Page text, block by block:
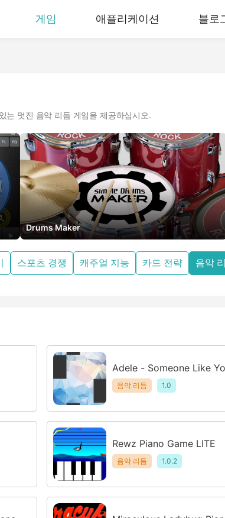
게임 애플리케이션 블로
는 멋진 음악 리듬 게임을 제공하십시오.
Drums Maker
스포츠 경쟁 캐주얼 지능 카드 전략 음악
Adele - Someone Like
no Tap
음악 리듬 1.0
Rewz Piano Game LITE
음악 리듬 1.0.2